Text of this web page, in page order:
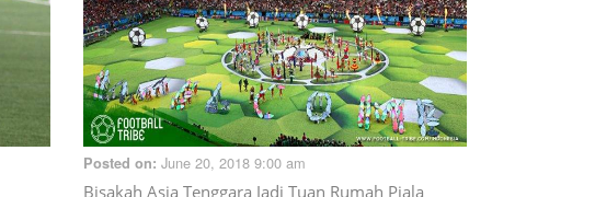
Posted on: June 20, 2018 9:00 am
Bisakah Asia Tenggara Jadi Tuan Rumah Piala